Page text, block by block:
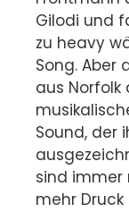
Gilodi und
zu heavy
Song. Aber
aus
Sound, der
sind immer
mehr